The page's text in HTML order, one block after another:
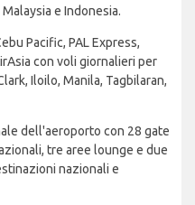
e Indonesia.
Pacific, PAL Express,
con voli giornalieri per
Iloilo, Manila, Tagbilaran,
dell'aeroporto con 28 gate
tre aree lounge e due
nazionali e